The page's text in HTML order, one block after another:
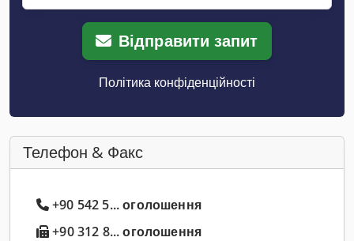
Відправити запит
Політика конфіденційності
Телефон & Факс
+90 542 5... оголошення
+90 312 8... оголошення